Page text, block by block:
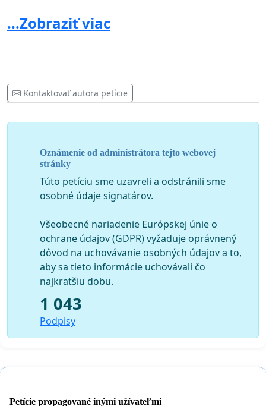
konkrétnymi činmi
predstaviteľov vlády a štátu, aby skončili
zdravotníctvo, školstvo a iné, ktorých nakopenie
prináša akceptáciu fašistických a nenávistných
strán a hnutí v spoločnosti
Ďakujeme signatárom, ktorí sa pripojili k našej
tajomník 7 vrchov a pracovník YWAM
Ad deBruin , YWAM Slovensko a OZ 7 vrchov, vedúci
organizácie YWAM
Peter Magát, 7 vrchov, člen správnej rady
Ing. Jozef Tuchyňa
hudobník
Mgr. Vanda Tuchyňová
predseda
...Zobraziť viac
Kontaktovať autora petície
Oznámenie od administrátora tejto webovej
stránky
Túto petíciu sme uzavreli a odstránili sme
osobné údaje signatárov.
Všeobecné nariadenie Európskej únie o
ochrane údajov (GDPR) vyžaduje oprávnený
dôvod na uchovávanie osobných údajov a to,
aby sa tieto informácie uchovávali čo
najkratšiu dobu.
1 043
Podpisy
Petície propagované inými užívateľmi